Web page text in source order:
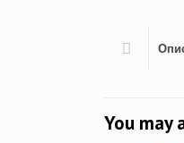
You may